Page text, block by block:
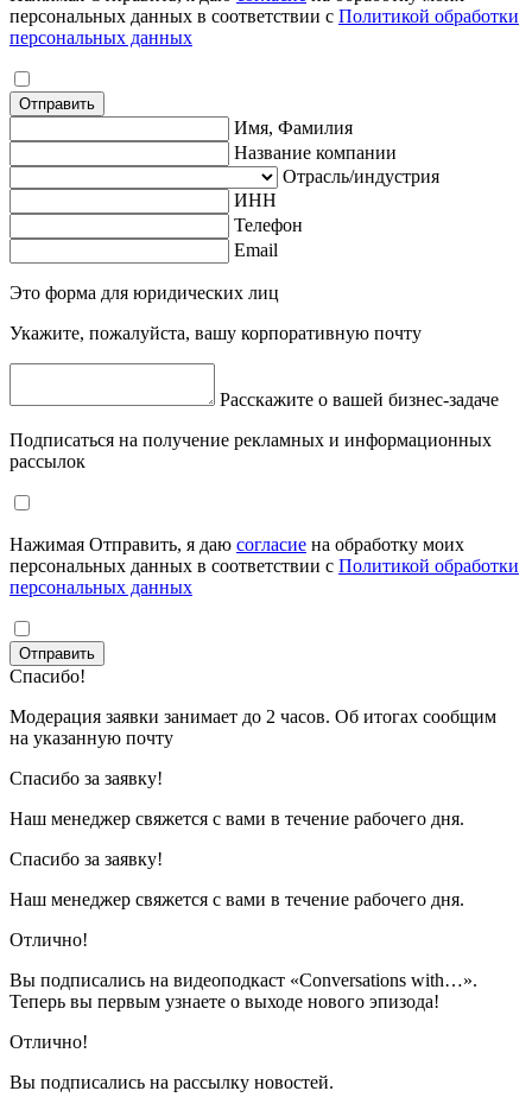
персональных данных в соответствии с Политикой обработки
персональных данных
Отправить
Имя, Фамилия
Название компании
Отрасль/индустрия
ИНН
Телефон
Email
Это форма для юридических лиц
Укажите, пожалуйста, вашу корпоративную почту
Расскажите о вашей бизнес-задаче
Подписаться на получение рекламных и информационных
рассылок
Нажимая Отправить, я даю согласие на обработку моих
персональных данных в соответствии с Политикой обработки
персональных данных
Отправить
Спасибо!
Модерация заявки занимает до 2 часов. Об итогах сообщим
на указанную почту
Спасибо за заявку!
Наш менеджер свяжется с вами в течение рабочего дня.
Спасибо за заявку!
Наш менеджер свяжется с вами в течение рабочего дня.
Отлично!
Вы подписались на видеоподкаст «Conversations with…».
Теперь вы первым узнаете о выходе нового эпизода!
Отлично!
Вы подписались на рассылку новостей.